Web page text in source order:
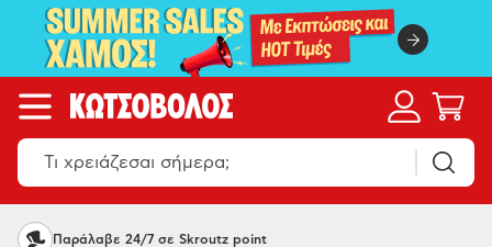
Παράλαβε 24/7 σε Skroutz point